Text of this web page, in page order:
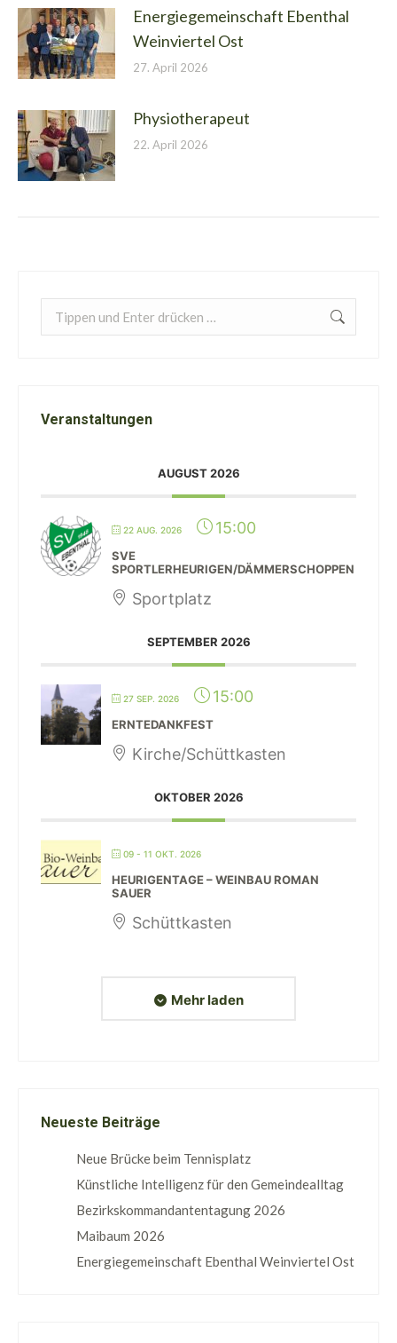
Energiegemeinschaft Ebenthal
Weinviertel Ost
27. April 2026
Physiotherapeut
22. April 2026
Search:
Veranstaltungen
AUGUST 2026
22 AUG. 2026 15:00
SVE
SPORTLERHEURIGEN/DÄMMERSCHOPPEN
Sportplatz
SEPTEMBER 2026
27 SEP. 2026 15:00
ERNTEDANKFEST
Kirche/Schüttkasten
OKTOBER 2026
09 - 11 OKT. 2026
HEURIGENTAGE – WEINBAU ROMAN
SAUER
Schüttkasten
Mehr laden
Neueste Beiträge
Neue Brücke beim Tennisplatz
Künstliche Intelligenz für den Gemeindealltag
Bezirkskommandantentagung 2026
Maibaum 2026
Energiegemeinschaft Ebenthal Weinviertel Ost